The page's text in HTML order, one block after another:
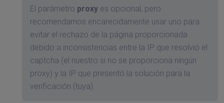
El parámetro proxy es opcional, pero
recomendamos encarecidamente usar uno para
evitar el rechazo de la página proporcionada
debido a inconsistencias entre la IP que resolvió el
captcha (el nuestro si no se proporciona ningún
proxy) y la IP que presentó la solución para la
verificación (tuya).